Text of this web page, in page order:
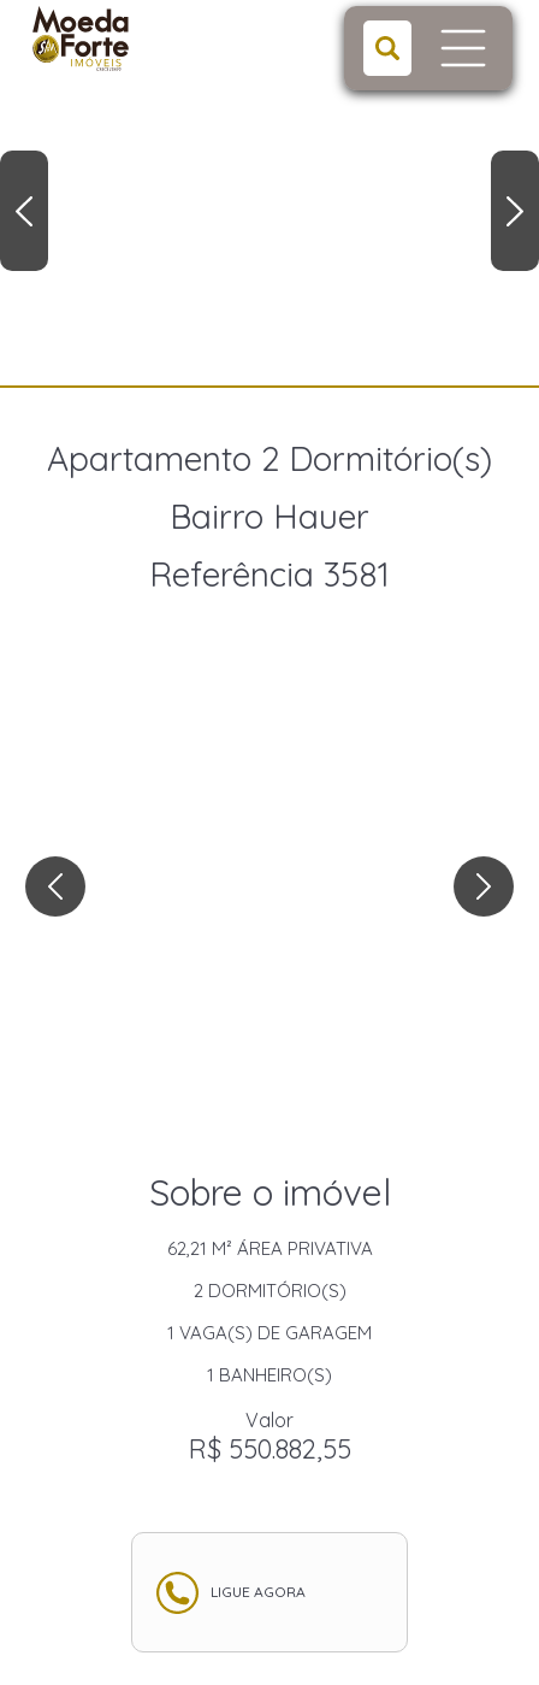
Apartamento 2 Dormitório(s)
Bairro Hauer
Referência 3581
Sobre o imóvel
62,21 M² ÁREA PRIVATIVA
2DORMITÓRIO(S)
1 VAGA(S) DE GARAGEM
1 BANHEIRO(S)
Valor
R$ 550.882,55
LIGUE AGORA